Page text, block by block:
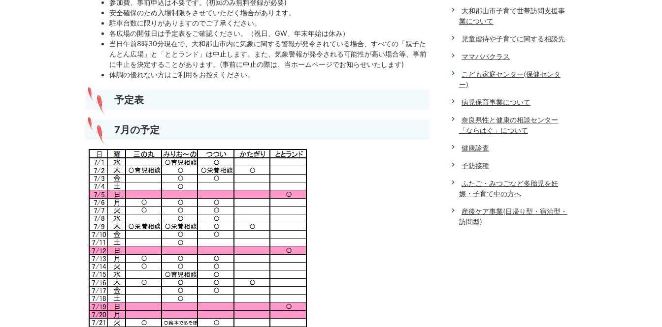
参加費、事前申込は不要です。(初回のみ無料登録が必要)
安全確保のため入場制限をさせていただく場合があります。
駐車台数に限りがありますのでご了承ください。
各広場の開催日は予定表をご確認ください。（祝日、GW、年末年始は休み）
当日午前8時30分現在で、大和郡山市内に気象に関する警報が発令されている場合、すべての「親子た
んとん広場」と「ととランド」は中止します。また、気象警報が発令される可能性が高い場合等、事前
に中止を決定することがあります。(事前に中止の際は、当ホームページでお知らせいたします)
体調の優れない方はご利用をお控えください。
予定表
7月の予定
大和郡山市子育て世帯訪問支援事
業について
児童虐待や子育てに関する相談先
ママパパクラス
こども家庭センター(保健センタ
ー)
病児保育事業について
奈良県性と健康の相談センター
「ならはぐ」について
健康診査
予防接種
ふたご・みつごなど多胎児を妊
娠・子育て中の方へ
産後ケア事業(日帰り型・宿泊型・
訪問型)